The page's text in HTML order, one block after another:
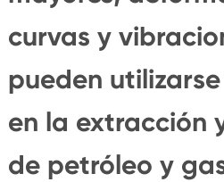
curvas y
pueden
en la extracción
de petróleo y